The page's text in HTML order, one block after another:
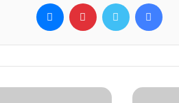
فيسبوك تويتر بينتيريست